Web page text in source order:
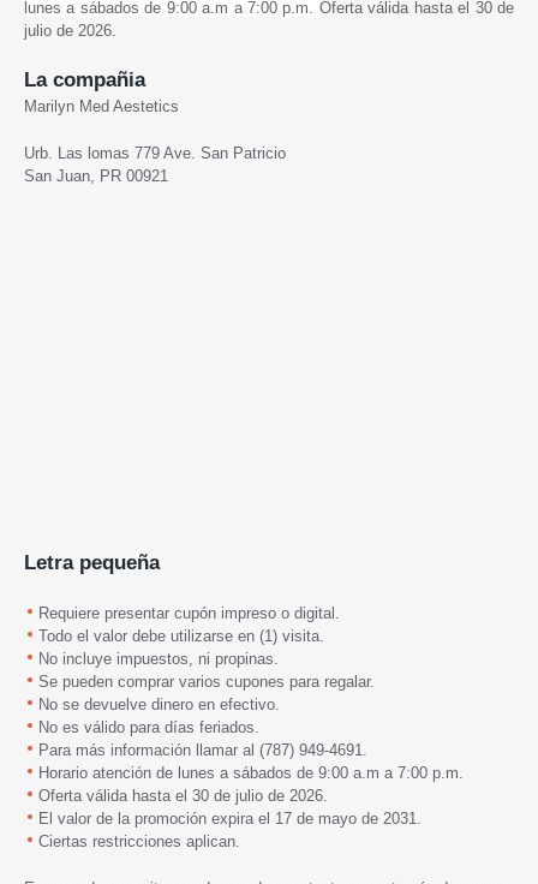
lunes a sábados de 9:00 a.m a 7:00 p.m. Oferta válida hasta el 30 de
julio de 2026.
La compañia
Marilyn Med Aestetics
Urb. Las lomas 779 Ave. San Patricio
San Juan, PR 00921
Letra pequeña
Requiere presentar cupón impreso o digital.
Todo el valor debe utilizarse en (1) visita.
No incluye impuestos, ni propinas.
Se pueden comprar varios cupones para regalar.
No se devuelve dinero en efectivo.
No es válido para días feriados.
Para más información llamar al (787) 949-4691.
Horario atención de lunes a sábados de 9:00 a.m a 7:00 p.m.
Oferta válida hasta el 30 de julio de 2026.
El valor de la promoción expira el 17 de mayo de 2031.
Ciertas restricciones aplican.